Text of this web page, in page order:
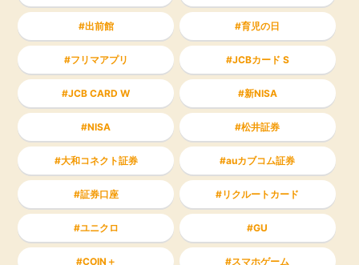
出前館 育児の日
フリマアプリ JCBカード S
JCB CARD W 新NISA
NISA 松井証券
大和コネクト証券 auカブコム証券
証券口座 リクルートカード
ユニクロ GU
COIN＋ スマホゲーム